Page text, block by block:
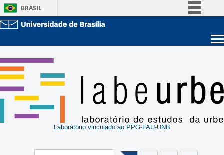
BRASIL
Legislação
Canais
Graduação
Pós-Graduação
Administração
Laboratório vinculado ao PPG-FAU-UNB